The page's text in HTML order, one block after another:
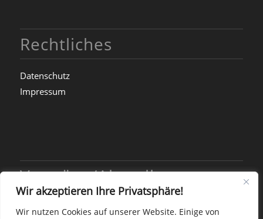
Wir akzeptieren Ihre Privatsphäre!
Wir nutzen Cookies auf unserer Website. Einige von
Rechtliches
Datenschutz
Impressum
Vorträge/Aktuelles
Coaching-Ausbildung mit Pferden gestartet